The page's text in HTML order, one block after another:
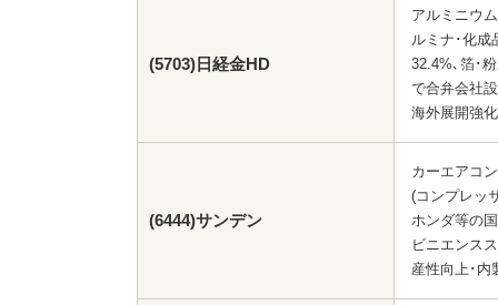
(5703)日経金HD
アルミニウ
ルミナ･化成
32.4%､箔･
で合弁会社
海外展開強
(6444)サンデン
カーエアコ
(コンプレッ
ホンダ等の
ビニエンス
産性向上･内